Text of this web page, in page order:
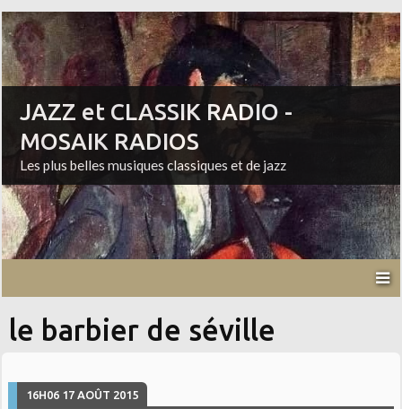
JAZZ et CLASSIK RADIO -
MOSAIK RADIOS
Les plus belles musiques classiques et de jazz
le barbier de séville
16H06 17 AOÛT 2015